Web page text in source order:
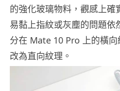
的強化玻璃物料，觀感上確
易黏上指紋或灰塵的問題依
分在 Mate 10 Pro 上的橫
改為直向紋理。